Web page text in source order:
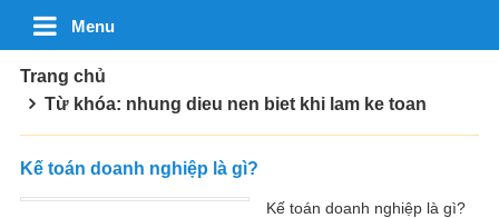
Menu
Trang chủ
Từ khóa: nhung dieu nen biet khi lam ke toan
Kế toán doanh nghiệp là gì?
Kế toán doanh nghiệp là gì?